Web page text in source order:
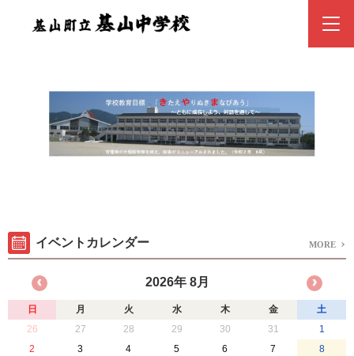
イベントカレンダー MORE
2026年 8月
日 月 火 水 木 金
土
26
27 28 29 30 31
1
2
3 4 5 6 7
8